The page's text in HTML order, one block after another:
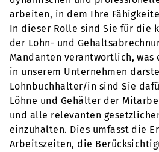
arbeiten, in dem Ihre
In dieser Rolle sind Sie für die
der Lohn- und
Mandanten verantwortlich, was
in unserem Unternehmen
Lohnbuchhalter/in sind Sie
Löhne und Gehälter der
und alle relevanten
einzuhalten. Dies umfasst die
Arbeitszeiten, die